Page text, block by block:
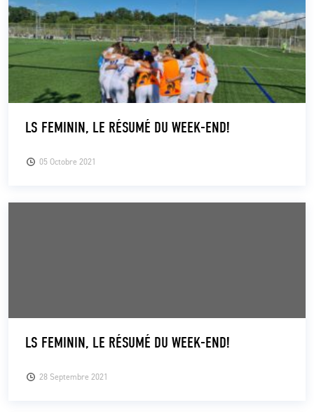
05 Octobre 2021
LS FEMININ, LE RÉSUMÉ DU WEEK-END!
28 Septembre 2021
LS FEMININ, LE RÉSUMÉ DU WEEK-END!